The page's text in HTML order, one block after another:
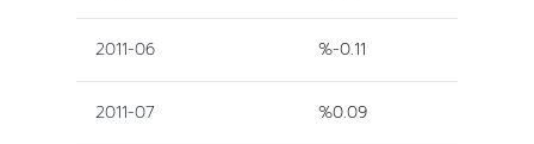
2011-06 %-0.11
2011-07 %0.09